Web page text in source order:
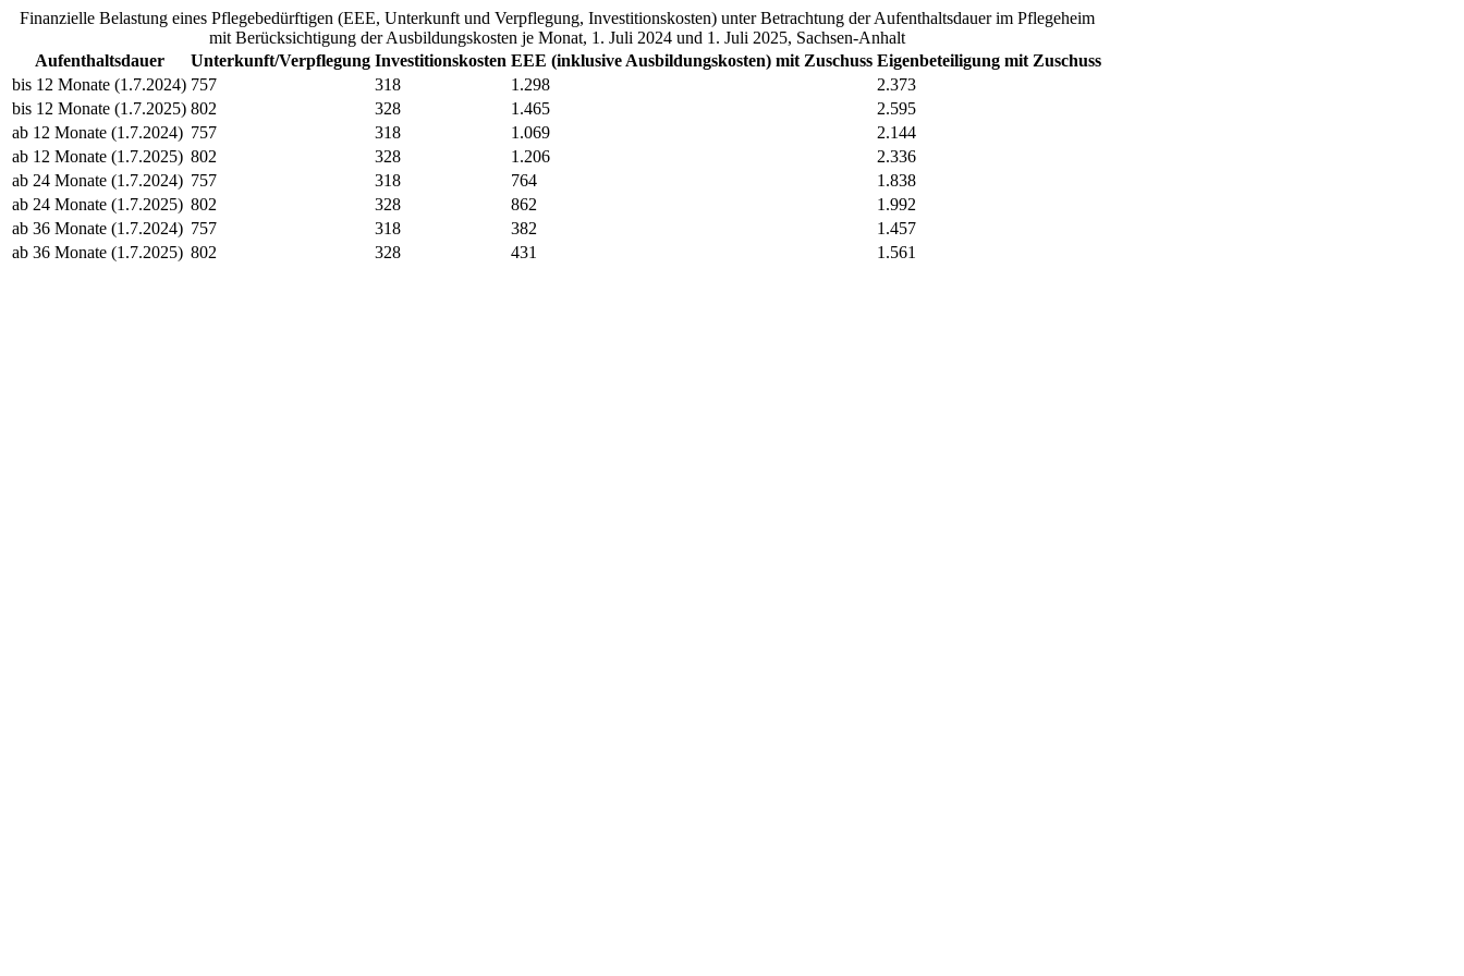
Finanzielle Belastung eines Pflegebedürftigen (EEE, Unterkunft und Verpflegung, Investitionskosten) unter Betrachtung der Aufenthaltsdauer im Pflegeheim
mit Berücksichtigung der Ausbildungskosten je Monat, 1. Juli 2024 und 1. Juli 2025, Sachsen-Anhalt
Aufenthaltsdauer
Unterkunft/Verpflegung Investitionskosten EEE (inklusive Ausbildungskosten) mit Zuschuss Eigenbeteiligung mit Zuschuss
bis 12 Monate (1.7.2024) 757 318 1.298
2.373
bis 12 Monate (1.7.2025) 802 328 1.465
2.595
ab 12 Monate (1.7.2024) 757 318 1.069
2.144
ab 12 Monate (1.7.2025) 802 328 1.206
2.336
ab 24 Monate (1.7.2024) 757 318 764
1.838
ab 24 Monate (1.7.2025) 802 328 862
1.992
ab 36 Monate (1.7.2024) 757 318 382
1.457
ab 36 Monate (1.7.2025) 802 328 431 1.561